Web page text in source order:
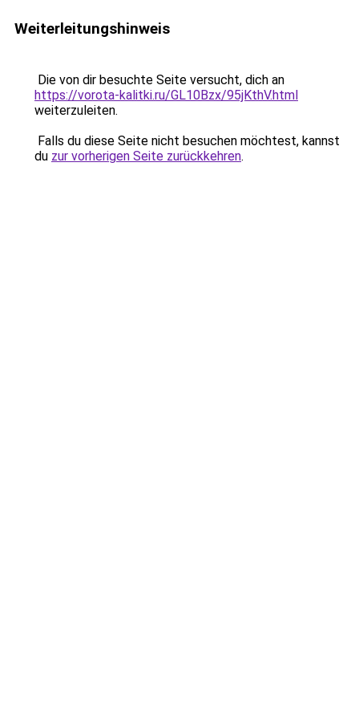
Weiterleitungshinweis
Die von dir besuchte Seite versucht, dich an
https://vorota-kalitki.ru/GL10Bzx/95jKthV.html
weiterzuleiten.
Falls du diese Seite nicht besuchen möchtest, kannst
du zur vorherigen Seite zurückkehren.